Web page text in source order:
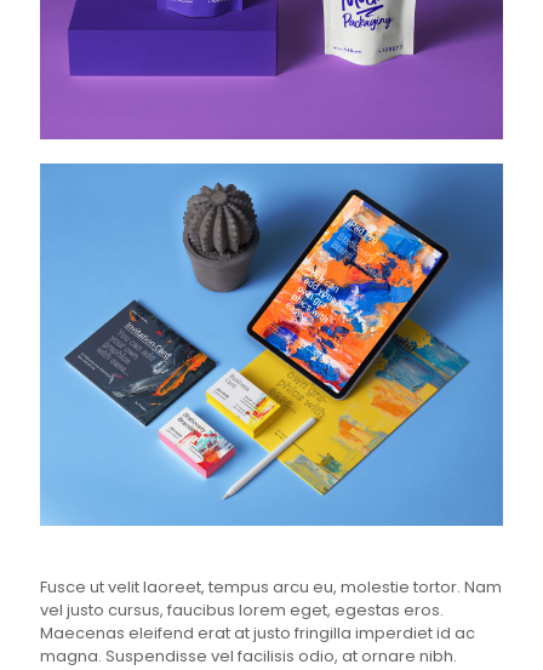
Fusce ut velit laoreet, tempus arcu eu, molestie tortor. Nam
vel justo cursus, faucibus lorem eget, egestas eros.
Maecenas eleifend erat at justo fringilla imperdiet id ac
magna. Suspendisse vel facilisis odio, at ornare nibh.